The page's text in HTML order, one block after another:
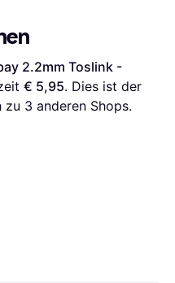
2.2mm Toslink -
€ 5,95. Dies ist der
zu 3 anderen Shops.